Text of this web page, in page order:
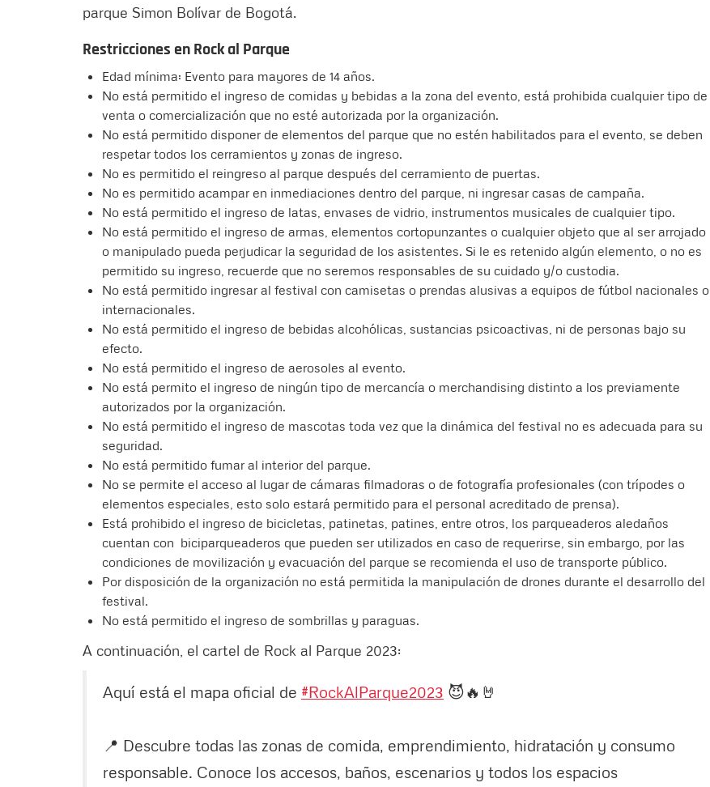
parque Simon Bolívar de Bogotá.
Restricciones en Rock al Parque
Edad mínima: Evento para mayores de 14 años.
No está permitido el ingreso de comidas y bebidas a la zona del evento, está prohibida cualquier tipo de
venta o comercialización que no esté autorizada por la organización.
No está permitido disponer de elementos del parque que no estén habilitados para el evento, se deben
respetar todos los cerramientos y zonas de ingreso.
No es permitido el reingreso al parque después del cerramiento de puertas.
No es permitido acampar en inmediaciones dentro del parque, ni ingresar casas de campaña.
No está permitido el ingreso de latas, envases de vidrio, instrumentos musicales de cualquier tipo.
No está permitido el ingreso de armas, elementos cortopunzantes o cualquier objeto que al ser arrojado
o manipulado pueda perjudicar la seguridad de los asistentes. Si le es retenido algún elemento, o no es
permitido su ingreso, recuerde que no seremos responsables de su cuidado y/o custodia.
No está permitido ingresar al festival con camisetas o prendas alusivas a equipos de fútbol nacionales o
internacionales.
No está permitido el ingreso de bebidas alcohólicas, sustancias psicoactivas, ni de personas bajo su
efecto.
No está permitido el ingreso de aerosoles al evento.
No está permito el ingreso de ningún tipo de mercancía o merchandising distinto a los previamente
autorizados por la organización.
No está permitido el ingreso de mascotas toda vez que la dinámica del festival no es adecuada para su
seguridad.
No está permitido fumar al interior del parque.
No se permite el acceso al lugar de cámaras filmadoras o de fotografía profesionales (con trípodes o
elementos especiales, esto solo estará permitido para el personal acreditado de prensa).
Está prohibido el ingreso de bicicletas, patinetas, patines, entre otros, los parqueaderos aledaños
cuentan con biciparqueaderos que pueden ser utilizados en caso de requerirse, sin embargo, por las
condiciones de movilización y evacuación del parque se recomienda el uso de transporte público.
Por disposición de la organización no está permitida la manipulación de drones durante el desarrollo del
festival.
No está permitido el ingreso de sombrillas y paraguas.
A continuación, el cartel de Rock al Parque 2023:
Aquí está el mapa oficial de #RockAlParque2023 😈🔥🤘
📍 Descubre todas las zonas de comida, emprendimiento, hidratación y consumo
responsable. Conoce los accesos, baños, escenarios y todos los espacios